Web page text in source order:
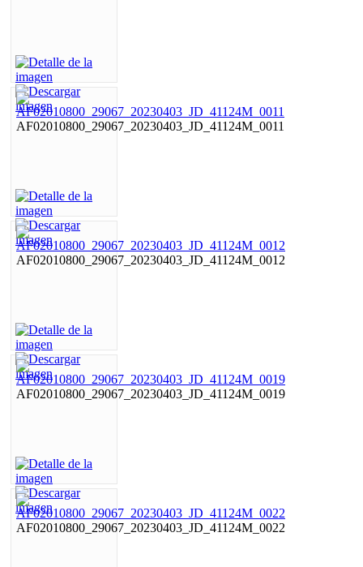
AF02010800_29067_20230403_JD_41124M_0011
AF02010800_29067_20230403_JD_41124M_0012
AF02010800_29067_20230403_JD_41124M_0019
AF02010800_29067_20230403_JD_41124M_0022